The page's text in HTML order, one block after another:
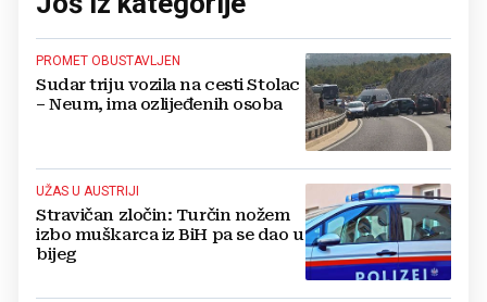
PROMET OBUSTAVLJEN
Sudar triju vozila na cesti Stolac
– Neum, ima ozlijeđenih osoba
UŽAS U AUSTRIJI
Stravičan zločin: Turčin nožem
izbo muškarca iz BiH pa se dao u
bijeg